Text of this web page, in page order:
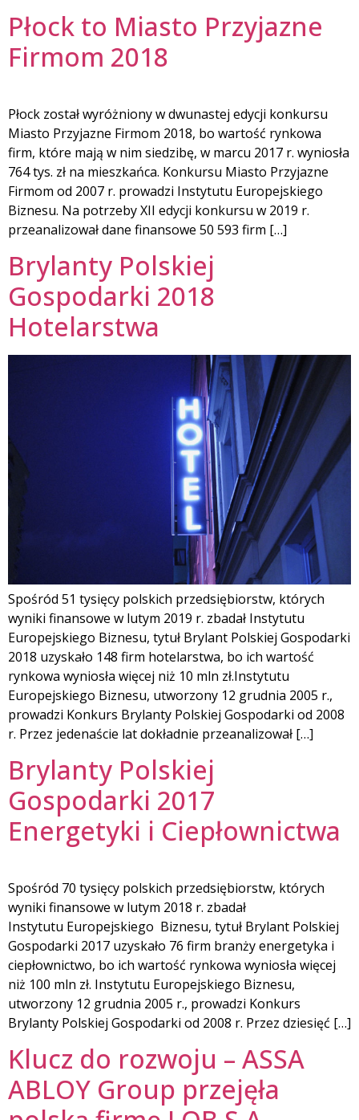
Płock to Miasto Przyjazne
Firmom 2018
Płock został wyróżniony w dwunastej edycji konkursu
Miasto Przyjazne Firmom 2018, bo wartość rynkowa
firm, które mają w nim siedzibę, w marcu 2017 r. wyniosła
764 tys. zł na mieszkańca. Konkursu Miasto Przyjazne
Firmom od 2007 r. prowadzi Instytutu Europejskiego
Biznesu. Na potrzeby XII edycji konkursu w 2019 r.
przeanalizował dane finansowe 50 593 firm […]
Brylanty Polskiej
Gospodarki 2018
Hotelarstwa
Spośród 51 tysięcy polskich przedsiębiorstw, których
wyniki finansowe w lutym 2019 r. zbadał Instytutu
Europejskiego Biznesu, tytuł Brylant Polskiej Gospodarki
2018 uzyskało 148 firm hotelarstwa, bo ich wartość
rynkowa wyniosła więcej niż 10 mln zł.Instytutu
Europejskiego Biznesu, utworzony 12 grudnia 2005 r.,
prowadzi Konkurs Brylanty Polskiej Gospodarki od 2008
r. Przez jedenaście lat dokładnie przeanalizował […]
Brylanty Polskiej
Gospodarki 2017
Energetyki i Ciepłownictwa
Spośród 70 tysięcy polskich przedsiębiorstw, których
wyniki finansowe w lutym 2018 r. zbadał
Instytutu Europejskiego Biznesu, tytuł Brylant Polskiej
Gospodarki 2017 uzyskało 76 firm branży energetyka i
ciepłownictwo, bo ich wartość rynkowa wyniosła więcej
niż 100 mln zł. Instytutu Europejskiego Biznesu,
utworzony 12 grudnia 2005 r., prowadzi Konkurs
Brylanty Polskiej Gospodarki od 2008 r. Przez dziesięć […]
Klucz do rozwoju – ASSA
ABLOY Group przejęła